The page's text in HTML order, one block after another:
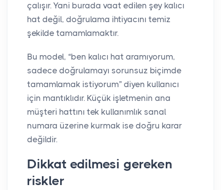
çalışır. Yani burada vaat edilen şey kalıcı
hat değil, doğrulama ihtiyacını temiz
şekilde tamamlamaktır.
Bu model, “ben kalıcı hat aramıyorum,
sadece doğrulamayı sorunsuz biçimde
tamamlamak istiyorum” diyen kullanıcı
için mantıklıdır. Küçük işletmenin ana
müşteri hattını tek kullanımlık sanal
numara üzerine kurmak ise doğru karar
değildir.
Dikkat edilmesi gereken
riskler